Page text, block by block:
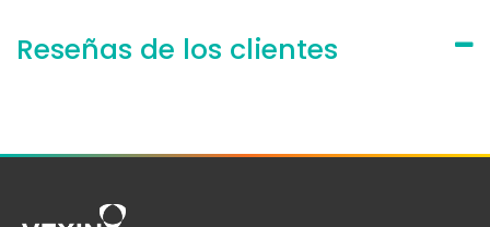
Reseñas de los clientes